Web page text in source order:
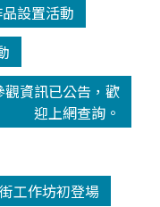
設置活動
資訊已公告，歡
迎上網查詢。
工作坊初登場